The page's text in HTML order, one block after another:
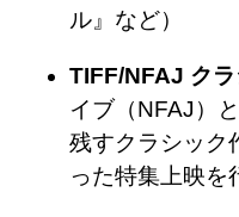
ル』など）
TIFF/NFAJ ク
イブ（NFAJ）
残すクラシック
った特集上映を